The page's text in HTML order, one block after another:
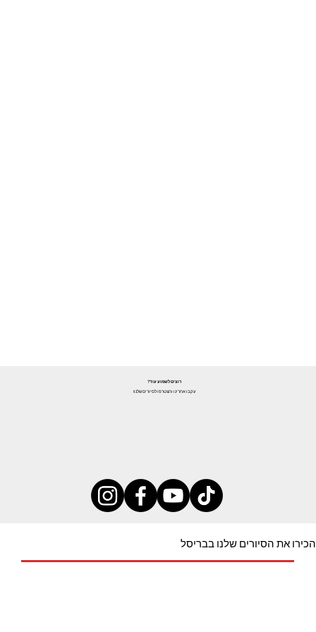
הכירו את הסיורים שלנו בבריסל
רוצים לשמוע עוד?
עקבו אחרינו והצטרפו לסיורים שלנו!